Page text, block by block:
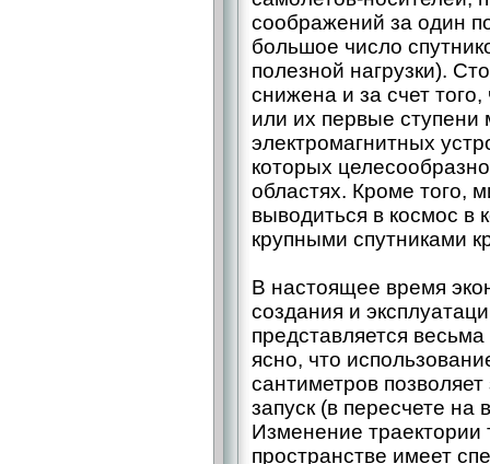
соображений за один
большое число
полезной нагрузки).
снижена и за счет
или их первые ступени
электромагнитных
которых
областях. Кроме того,
выводиться в космос
крупными спутниками
В настоящее время
создания и
представляется
ясно, что
сантиметров
запуск (в пересчете на
Изменение траектории
пространстве имеет